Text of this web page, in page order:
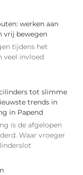
werken aan
vrij bewegen
tijdens het
veel invloed
tot slimme
trends in
in Papend
is de afgelopen
Waar vroeger